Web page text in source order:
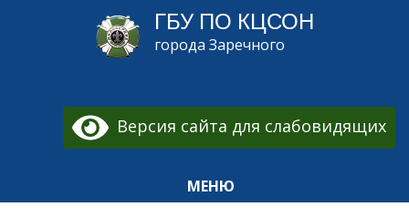
ГБУ ПО КЦСОН
города Заречного
Версия сайта для слабовидящих
МЕНЮ